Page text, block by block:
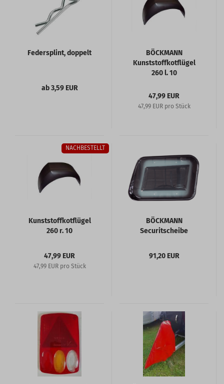
Federsplint, doppelt
ab 3,59 EUR
BÖCKMANN
Kunststoffkotflügel
260 l. 10
47,99 EUR
47,99 EUR pro Stück
NACHBESTELLT
Kunststoffkotflügel
260 r. 10
47,99 EUR
47,99 EUR pro Stück
BÖCKMANN
Securitscheibe
91,20 EUR